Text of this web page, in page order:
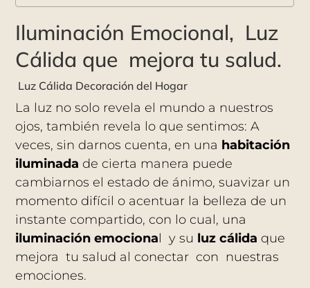
Iluminación Emocional, Luz
Cálida que mejora tu salud.
Luz Cálida Decoración del Hogar
La luz no solo revela el mundo a nuestros
ojos, también revela lo que sentimos: A
veces, sin darnos cuenta, en una habitación
iluminada de cierta manera puede
cambiarnos el estado de ánimo, suavizar un
momento difícil o acentuar la belleza de un
instante compartido, con lo cual, una
iluminación emocional y su luz cálida que
mejora tu salud al conectar con nuestras
emociones.